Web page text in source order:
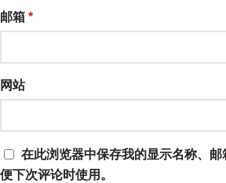
邮箱 *
网站
在此浏览器中保存我的显示名称、
便下次评论时使用。